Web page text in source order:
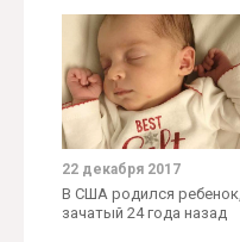
22 декабря 2017
В США родился ребенок,
зачатый 24 года назад